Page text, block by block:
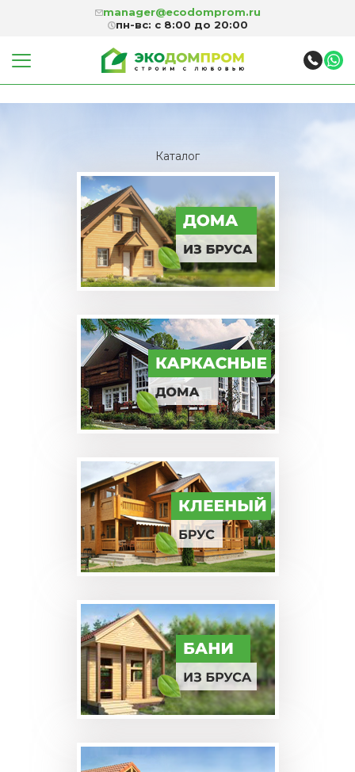
manager@ecodomprom.ru
пн-вс: с 8:00 до 20:00
Каталог